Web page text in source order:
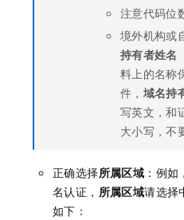
注意代码位
境外机构或
持有者姓名
料上的名称
件， 域名持
写英文，和
大小写，不
正确选择所属区域 ：例
名认证， 所属区域请选择
如下：